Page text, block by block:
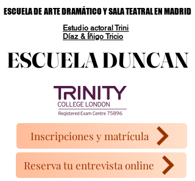
Reserva tu entrevista online
ESCUELA DE ARTE DRAMÁTICO Y SALA TEATRAL EN MADRID
ESCUELA DE ARTE DRAMÁTICO Y SALA TEATRAL EN MADRID
ESCUELA DUNCAN
ESCUELA DUNCAN
Inscripciones y matrícula
Estudio actoral Trini
Díaz & Íñigo Tricio